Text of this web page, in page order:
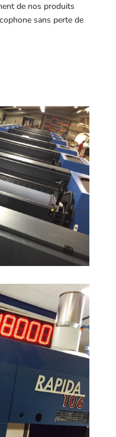
de nos produits
sans perte de